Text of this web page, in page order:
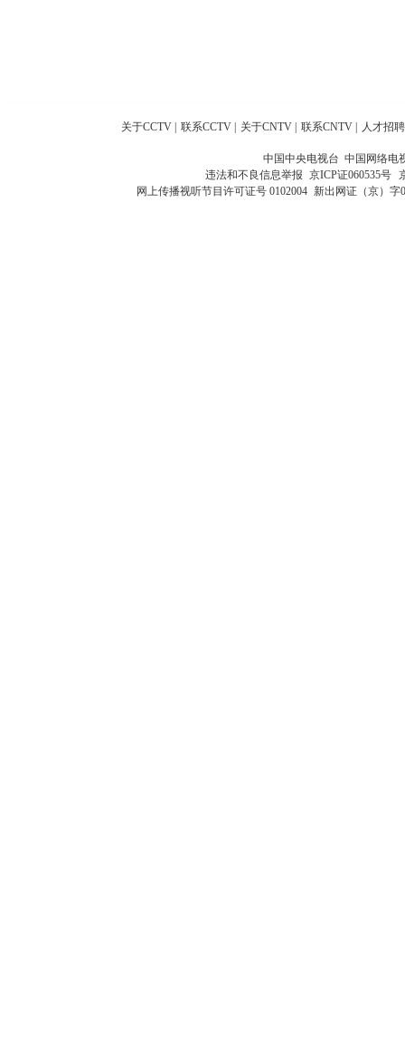
关于CCTV | 联系CCTV | 关于CNTV | 联系CNTV | 人才招聘
中国中央电视台 中国网络电
违法和不良信息举报 京ICP证060535号
网上传播视听节目许可证号 0102004 新出网证（京）